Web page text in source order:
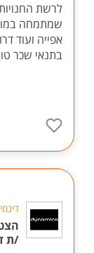
לרשת
שמתמחה
אפייה ועוד
בתנאי שכר
/ת